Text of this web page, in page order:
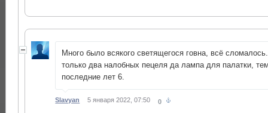
Много было всякого светящегося говна, всё
только два налобных пецеля да лампа для палатки,
последние лет 6.
Slavyan 5 января 2022, 07:50 0